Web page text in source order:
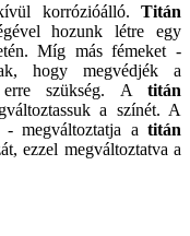
korrózióálló. Titán
hozunk létre egy
Míg más fémeket -
hogy megvédjék a
szükség. A titán
a színét. A
- megváltoztatja a titán
ezzel megváltoztatva a